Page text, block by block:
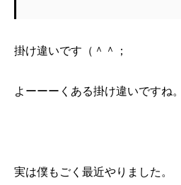
掛け違いです（＾＾；
よーーーくある掛け違いですね。
実は僕もごく最近やりました。